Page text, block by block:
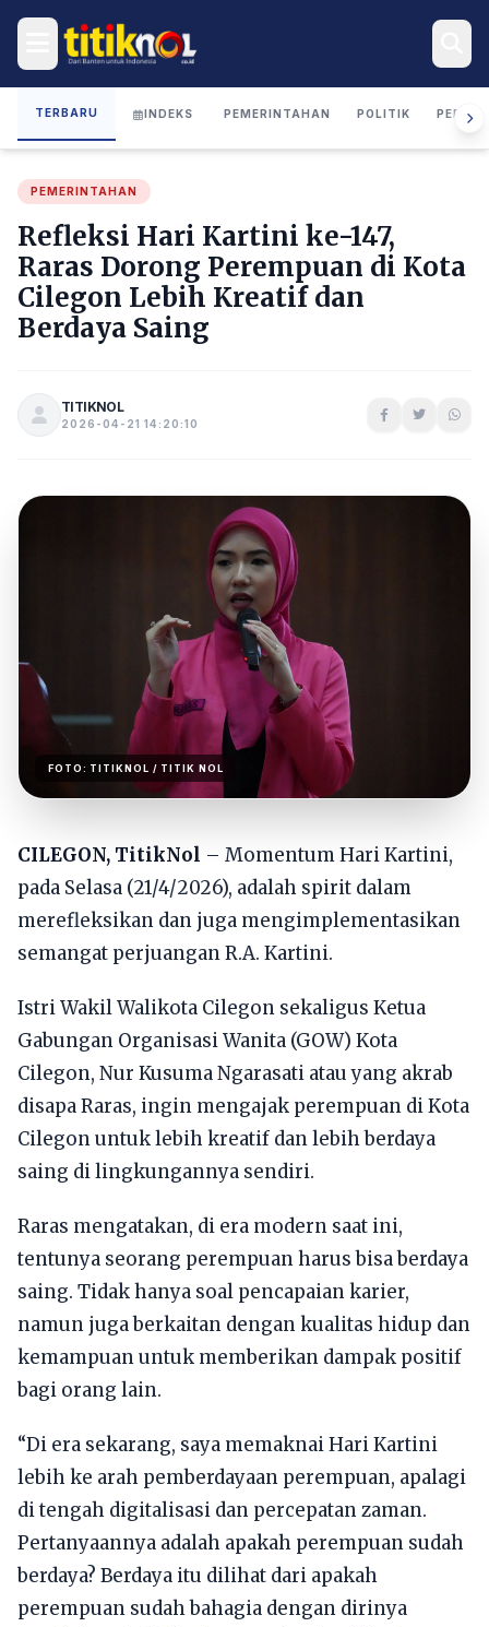
TERBARU INDEKS PEMERINTAHAN POLITIK
PEMERINTAHAN
Refleksi Hari Kartini ke-147,
Raras Dorong Perempuan di Kota
Cilegon Lebih Kreatif dan
Berdaya Saing
TITIKNOL
2026-04-21 14:20:10
FOTO: TITIKNOL / TITIK NOL
CILEGON, TitikNol – Momentum Hari Kartini,
pada Selasa (21/4/2026), adalah spirit dalam
merefleksikan dan juga mengimplementasikan
semangat perjuangan R.A. Kartini.
Istri Wakil Walikota Cilegon sekaligus Ketua
Gabungan Organisasi Wanita (GOW) Kota
Cilegon, Nur Kusuma Ngarasati atau yang akrab
disapa Raras, ingin mengajak perempuan di Kota
Cilegon untuk lebih kreatif dan lebih berdaya
saing di lingkungannya sendiri.
Raras mengatakan, di era modern saat ini,
tentunya seorang perempuan harus bisa berdaya
saing. Tidak hanya soal pencapaian karier,
namun juga berkaitan dengan kualitas hidup dan
kemampuan untuk memberikan dampak positif
bagi orang lain.
“Di era sekarang, saya memaknai Hari Kartini
lebih ke arah pemberdayaan perempuan, apalagi
di tengah digitalisasi dan percepatan zaman.
Pertanyaannya adalah apakah perempuan sudah
berdaya? Berdaya itu dilihat dari apakah
perempuan sudah bahagia dengan dirinya